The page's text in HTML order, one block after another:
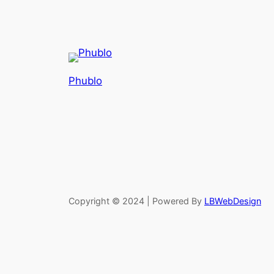
Phublo
Copyright © 2024 | Powered By LBWebDesign